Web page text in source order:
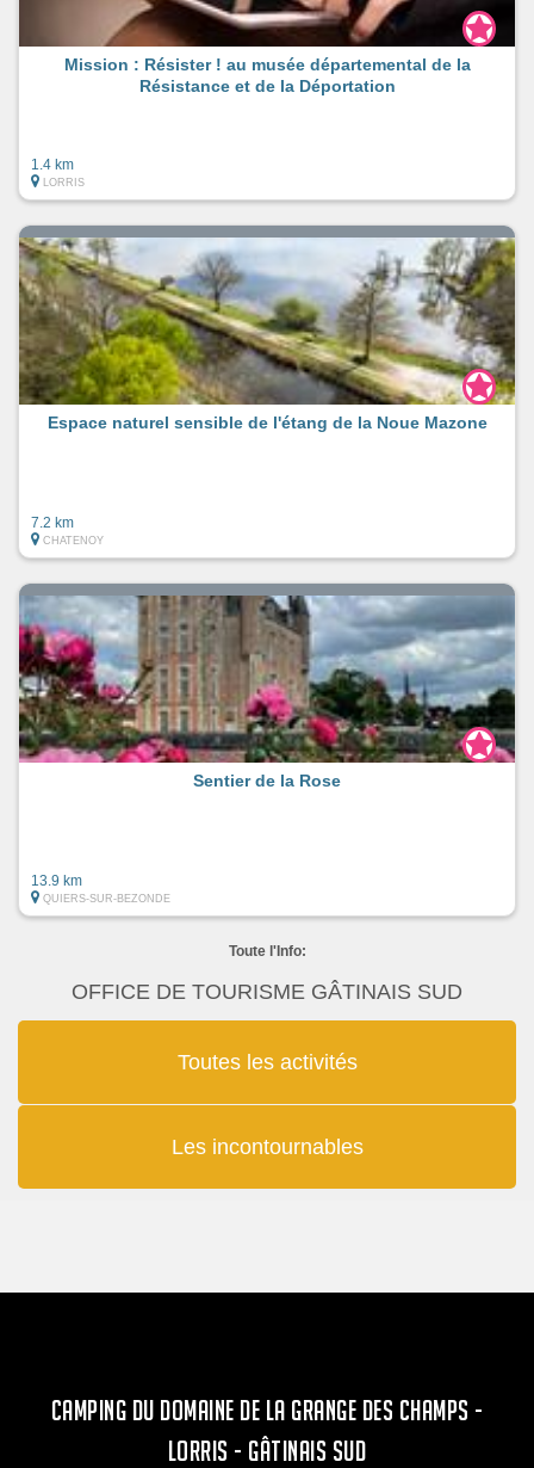
Mission : Résister ! au musée départemental de la
Résistance et de la Déportation
1.4 km
LORRIS
Espace naturel sensible de l'étang de la Noue Mazone
7.2 km
CHATENOY
Sentier de la Rose
13.9 km
QUIERS-SUR-BEZONDE
Toute l'Info:
OFFICE DE TOURISME GÂTINAIS SUD
Toutes les activités
Les incontournables
CAMPING DU DOMAINE DE LA GRANGE DES CHAMPS -
LORRIS - GÂTINAIS SUD